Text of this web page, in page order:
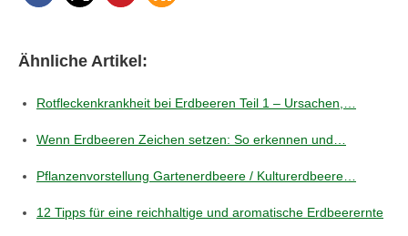
Ähnliche Artikel:
Rotfleckenkrankheit bei Erdbeeren Teil 1 – Ursachen,…
Wenn Erdbeeren Zeichen setzen: So erkennen und…
Pflanzenvorstellung Gartenerdbeere / Kulturerdbeere…
12 Tipps für eine reichhaltige und aromatische Erdbeerernte